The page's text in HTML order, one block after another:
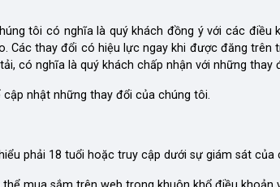
tôi có nghĩa là quý khách đồng ý với các
Các thay đổi có hiệu lực ngay khi được đăng
có nghĩa là quý khách chấp nhận với những thay
nhật những thay đổi của chúng tôi.
phải 18 tuổi hoặc truy cập dưới sự giám sát của